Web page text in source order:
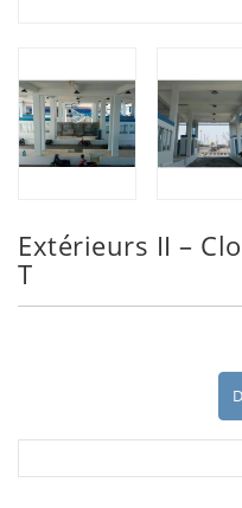
Extérieurs II –
T